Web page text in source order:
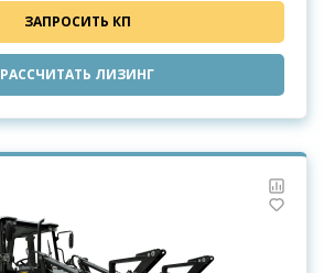
ЗАПРОСИТЬ КП
РАССЧИТАТЬ ЛИЗИНГ